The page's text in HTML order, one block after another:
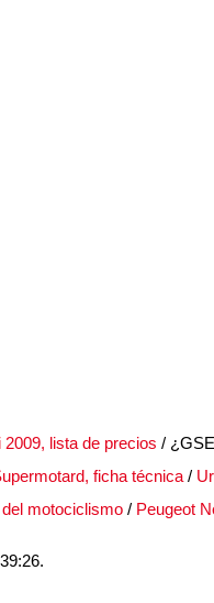
2009, lista de precios /
ficha técnica/
del motociclismo/ Peugeot